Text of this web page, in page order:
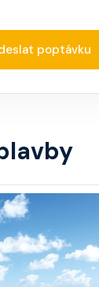
poptávku